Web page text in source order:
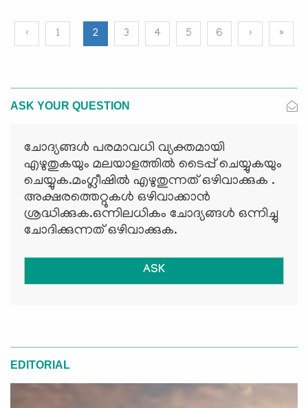
‹ 1 2 3 4 5 6 › »
ASK YOUR QUESTION
ചോദ്യങ്ങള്‍ പരമാവധി വ്യക്തമായി
എഴുതുകയും മലയാളത്തില്‍ ടൈപ്പ് ചെയ്യുകയും
ചെയ്യുക.മംഗ്ലീഷില്‍ എഴുതുന്നത് ഒഴിവാക്കുക .
അക്ഷരത്തെറ്റുകള്‍ ഒഴിവാക്കാന്‍
ശ്രദ്ധിക്കുക.ഒന്നിലധികം ചോദ്യങ്ങള്‍ ഒന്നിച്ചു
ചോദിക്കുന്നത് ഒഴിവാക്കുക.
ASK
EDITORIAL